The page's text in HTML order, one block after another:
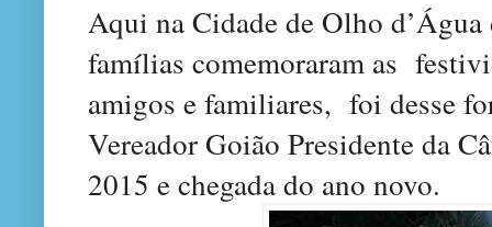
Aqui na Cidade de Olho d’Água
famílias comemoraram as
amigos e familiares, foi desse
Vereador Goião Presidente da
2015 e chegada do ano novo.